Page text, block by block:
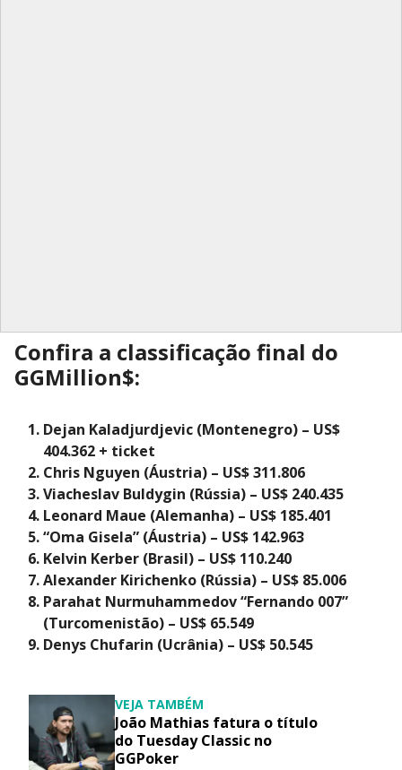
Confira a classificação final do
GGMillion$:
Dejan Kaladjurdjevic (Montenegro) – US$
404.362 + ticket
Chris Nguyen (Áustria) – US$ 311.806
Viacheslav Buldygin (Rússia) – US$ 240.435
Leonard Maue (Alemanha) – US$ 185.401
“Oma Gisela” (Áustria) – US$ 142.963
Kelvin Kerber (Brasil) – US$ 110.240
Alexander Kirichenko (Rússia) – US$ 85.006
Parahat Nurmuhammedov “Fernando 007”
(Turcomenistão) – US$ 65.549
Denys Chufarin (Ucrânia) – US$ 50.545
VEJA TAMBÉM
João Mathias fatura o título
do Tuesday Classic no
GGPoker